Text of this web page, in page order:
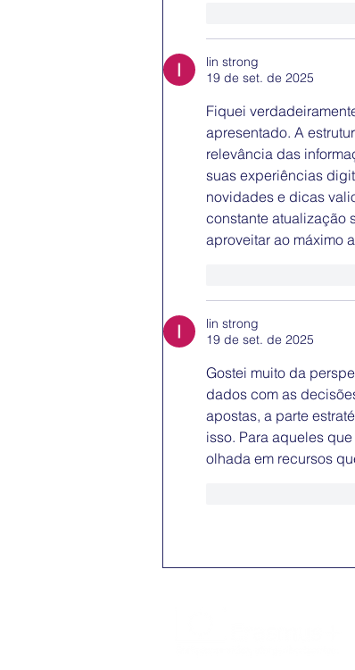
lin strong
19 de set. de 2025
Fiquei
apresentado. A
relevância das
suas experiências
novidades e dicas
constante atualização
aproveitar ao máximo
lin strong
19 de set. de 2025
Gostei muito da
dados com as
apostas, a parte
isso. Para aqueles
olhada em recursos